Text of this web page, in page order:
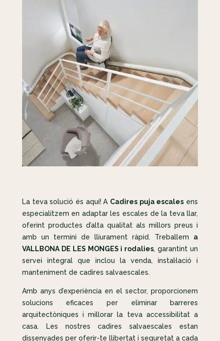
La teva solució és aquí! A Cadires puja escales ens
especialitzem en adaptar les escales de la teva llar,
oferint productes d’alta qualitat als millors preus i
amb un termini de lliurament ràpid. Treballem a
VALLBONA DE LES MONGES i rodalies, garantint un
servei integral que inclou la venda, instal·lació i
manteniment de cadires salvaescales.
Amb anys d’experiència en el sector, proporcionem
solucions eficaces per eliminar barreres
arquitectòniques i millorar la teva accessibilitat a
casa. Les nostres cadires salvaescales estan
dissenyades per oferir-te llibertat i seguretat a cada